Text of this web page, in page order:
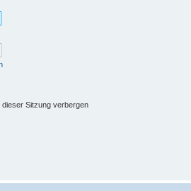
Sitzung verbergen